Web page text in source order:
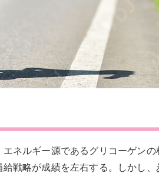
ネルギー源であるグリコーゲンの
戦略が成績を左右する。しかし、